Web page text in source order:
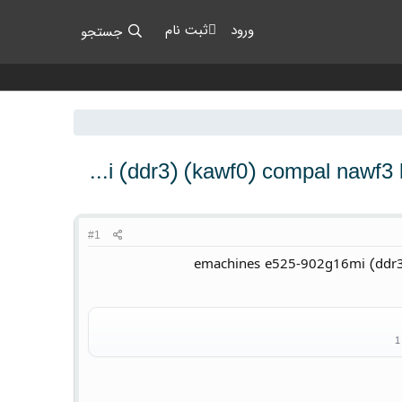
ورود ثبت نام جستجو
emachines e525-902g16mi (ddr3)
#1
emachines e525-902g16mi